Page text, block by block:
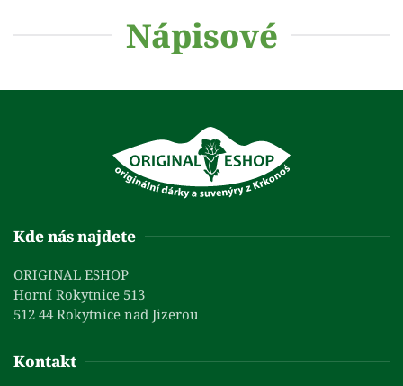
Nápisové
Kde nás najdete
ORIGINAL ESHOP
Horní Rokytnice 513
512 44 Rokytnice nad Jizerou
Kontakt